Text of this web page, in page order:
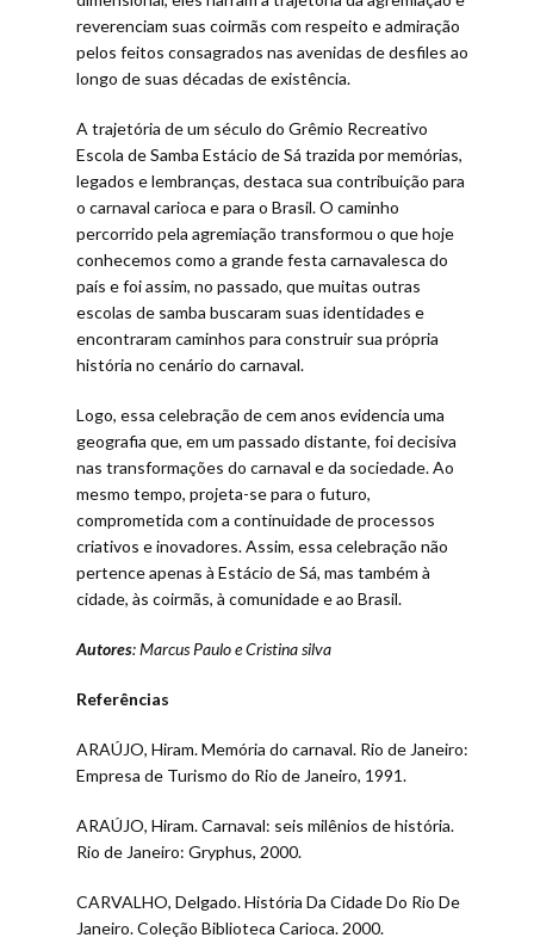
reverenciam suas coirmãs com respeito e admiração
pelos feitos consagrados nas avenidas de desfiles ao
longo de suas décadas de existência.
A trajetória de um século do Grêmio Recreativo
Escola de Samba Estácio de Sá trazida por memórias,
legados e lembranças, destaca sua contribuição para
o carnaval carioca e para o Brasil. O caminho
percorrido pela agremiação transformou o que hoje
conhecemos como a grande festa carnavalesca do
país e foi assim, no passado, que muitas outras
escolas de samba buscaram suas identidades e
encontraram caminhos para construir sua própria
história no cenário do carnaval.
Logo, essa celebração de cem anos evidencia uma
geografia que, em um passado distante, foi decisiva
nas transformações do carnaval e da sociedade. Ao
mesmo tempo, projeta-se para o futuro,
comprometida com a continuidade de processos
criativos e inovadores. Assim, essa celebração não
pertence apenas à Estácio de Sá, mas também à
cidade, às coirmãs, à comunidade e ao Brasil.
Autores: Marcus Paulo e Cristina silva
Referências
ARAÚJO, Hiram. Memória do carnaval. Rio de Janeiro:
Empresa de Turismo do Rio de Janeiro, 1991.
ARAÚJO, Hiram. Carnaval: seis milênios de história.
Rio de Janeiro: Gryphus, 2000.
CARVALHO, Delgado. História Da Cidade Do Rio De
Janeiro. Coleção Biblioteca Carioca. 2000.